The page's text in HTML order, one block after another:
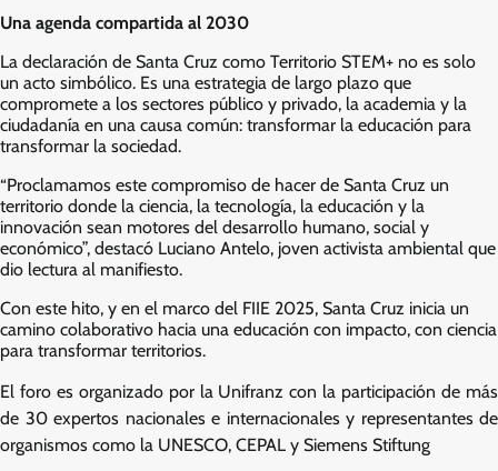
Una agenda compartida al 2030
La declaración de Santa Cruz como Territorio STEM+ no es solo
un acto simbólico. Es una estrategia de largo plazo que
compromete a los sectores público y privado, la academia y la
ciudadanía en una causa común: transformar la educación para
transformar la sociedad.
“Proclamamos este compromiso de hacer de Santa Cruz un
territorio donde la ciencia, la tecnología, la educación y la
innovación sean motores del desarrollo humano, social y
económico”, destacó Luciano Antelo, joven activista ambiental que
dio lectura al manifiesto.
Con este hito, y en el marco del FIIE 2025, Santa Cruz inicia un
camino colaborativo hacia una educación con impacto, con ciencia
para transformar territorios.
El foro es organizado por la Unifranz con la participación de más
de 30 expertos nacionales e internacionales y representantes de
organismos como la UNESCO, CEPAL y Siemens Stiftung